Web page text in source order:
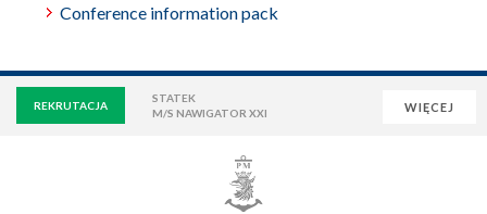
Conference information pack
WIĘCEJ
REKRUTACJA
STATEK
M/S NAWIGATOR XXI
NAUKOWA BAZA DANYCH